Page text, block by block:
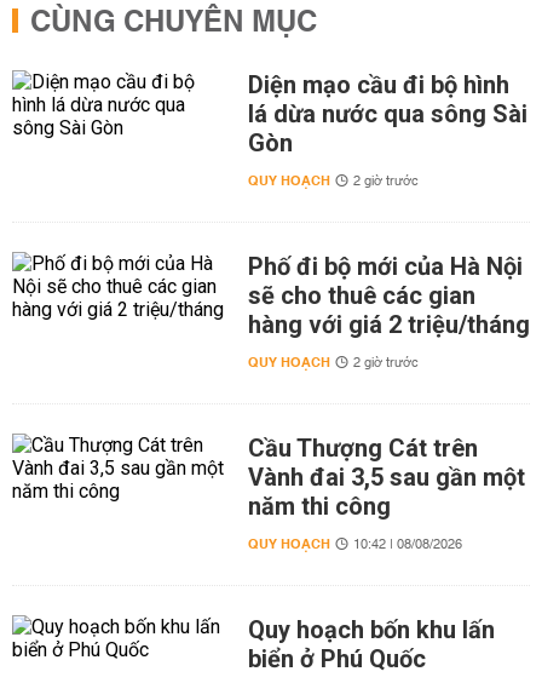
CÙNG CHUYÊN MỤC
Diện mạo cầu đi bộ hình
lá dừa nước qua sông Sài
Gòn
QUY HOẠCH 2 giờ trước
Phố đi bộ mới của Hà Nội
sẽ cho thuê các gian
hàng với giá 2 triệu/tháng
QUY HOẠCH 2 giờ trước
Cầu Thượng Cát trên
Vành đai 3,5 sau gần một
năm thi công
QUY HOẠCH 10:42 | 08/08/2026
Quy hoạch bốn khu lấn
biển ở Phú Quốc